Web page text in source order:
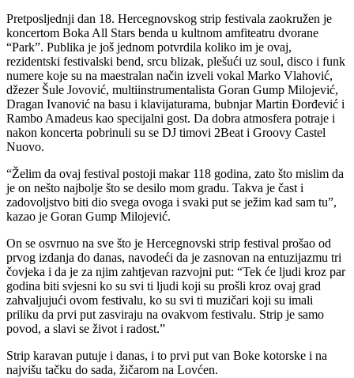
Pretposljednji dan 18. Hercegnovskog strip festivala zaokružen je
koncertom Boka All Stars benda u kultnom amfiteatru dvorane
“Park”. Publika je još jednom potvrdila koliko im je ovaj,
rezidentski festivalski bend, srcu blizak, plešući uz soul, disco i funk
numere koje su na maestralan način izveli vokal Marko Vlahović,
džezer Šule Jovović, multiinstrumentalista Goran Gump Milojević,
Dragan Ivanović na basu i klavijaturama, bubnjar Martin Đorđević i
Rambo Amadeus kao specijalni gost. Da dobra atmosfera potraje i
nakon koncerta pobrinuli su se DJ timovi 2Beat i Groovy Castel
Nuovo.
“Želim da ovaj festival postoji makar 118 godina, zato što mislim da
je on nešto najbolje što se desilo mom gradu. Takva je čast i
zadovoljstvo biti dio svega ovoga i svaki put se ježim kad sam tu”,
kazao je Goran Gump Milojević.
On se osvrnuo na sve što je Hercegnovski strip festival prošao od
prvog izdanja do danas, navodeći da je zasnovan na entuzijazmu tri
čovjeka i da je za njim zahtjevan razvojni put: “Tek će ljudi kroz par
godina biti svjesni ko su svi ti ljudi koji su prošli kroz ovaj grad
zahvaljujući ovom festivalu, ko su svi ti muzičari koji su imali
priliku da prvi put zasviraju na ovakvom festivalu. Strip je samo
povod, a slavi se život i radost.”
Strip karavan putuje i danas, i to prvi put van Boke kotorske i na
najvišu tačku do sada, žičarom na Lovćen.